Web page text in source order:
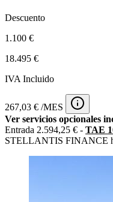
Descuento
1.100 €
18.495 €
IVA Incluido
267,03 € /MES
Ver servicios opcionales
Entrada 2.594,25 € - TAE
STELLANTIS FINANCE